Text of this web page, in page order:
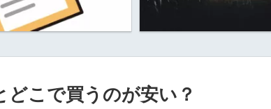
どこで買うのが安い？